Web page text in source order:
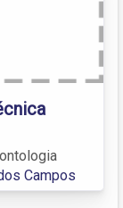
Campos